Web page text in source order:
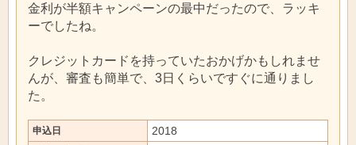
金利が半額キャンペーンの最中だったので、ラッキ
ーでしたね。
クレジットカードを持っていたおかげかもしれませ
んが、審査も簡単で、3日くらいですぐに通りまし
た。
申込日 2018